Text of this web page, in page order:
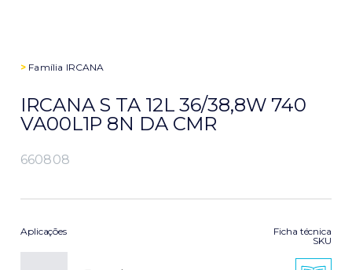
> Família IRCANA
IRCANA S TA 12L 36/38,8W 740
VA00L1P 8N DA CMR
660808
Aplicações
Ficha técnica
SKU